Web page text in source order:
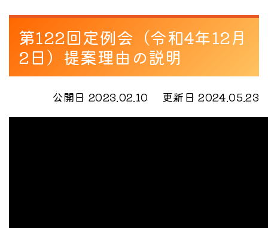
第122回定例会（令和4年12月
2日）提案理由の説明
公開日 2023.02.10 更新日 2024.05.23